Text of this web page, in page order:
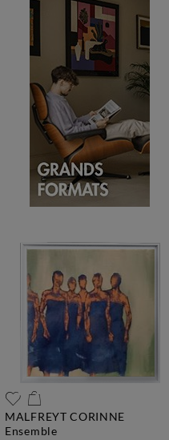
MALFREYT CORINNE
ensemble